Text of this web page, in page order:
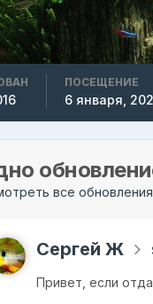
ПОСЕЩЕНИЕ
6 января,
все
Сергей Ж
Привет, если